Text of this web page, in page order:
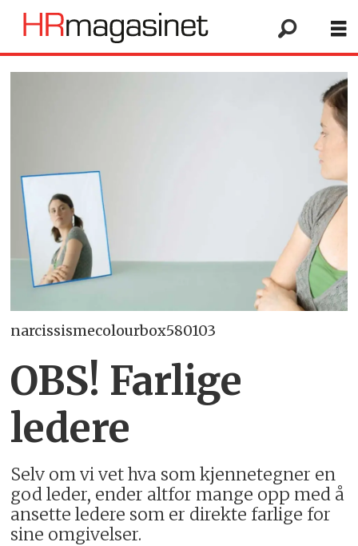
narcissismecolourbox580103
OBS! Farlige
ledere
Selv om vi vet hva som kjennetegner en
god leder, ender altfor mange opp med å
ansette ledere som er direkte farlige for
sine omgivelser.